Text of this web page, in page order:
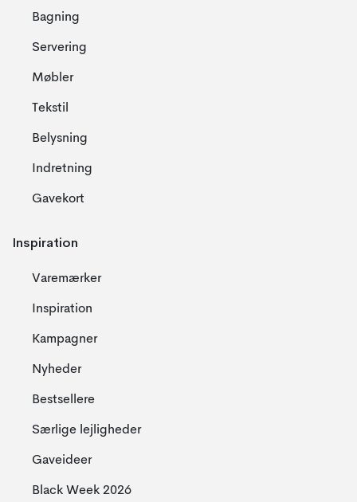
Bagning
Servering
Møbler
Tekstil
Belysning
Indretning
Gavekort
Inspiration
Varemærker
Inspiration
Kampagner
Nyheder
Bestsellere
Særlige lejligheder
Gaveideer
Black Week 2026